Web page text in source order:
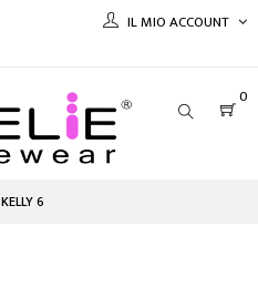
IL MIO ACCOUNT
0
KELLY 6